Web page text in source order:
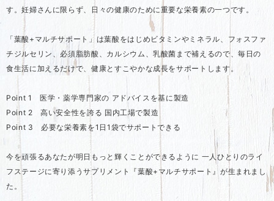
す。妊婦さんに限らず、日々の健康のために重要な栄養素の一つです。
「葉酸+マルチサポート」は葉酸をはじめビタミンやミネラル、フォスファ
チジルセリン、必須脂肪酸、カルシウム、乳酸菌まで補えるので、毎日の
食生活に加えるだけで、健康とすこやかな成長をサポートします。
Point 1 医学・薬学専門家の アドバイスを基に製造
Point 2 高い安全性を誇る 国内工場で製造
Point 3 必要な栄養素を1日1袋でサポートできる
今を頑張るあなたが明日もっと輝くことができるように 一人ひとりのライ
フステージに寄り添うサプリメント『葉酸+マルチサポート』が生まれまし
た。